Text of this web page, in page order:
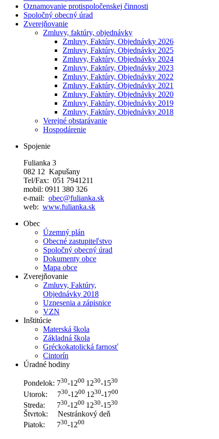
Oznamovanie protispoločenskej činnosti
Spoločný obecný úrad
Zverejňovanie
Zmluvy, faktúry, objednávky
Zmluvy, Faktúry, Objednávky 2026
Zmluvy, Faktúry, Objednávky 2025
Zmluvy, Faktúry, Objednávky 2024
Zmluvy, Faktúry, Objednávky 2023
Zmluvy, Faktúry, Objednávky 2022
Zmluvy, Faktúry, Objednávky 2021
Zmluvy, Faktúry, Objednávky 2020
Zmluvy, Faktúry, Objednávky 2019
Zmluvy, Faktúry, Objednávky 2018
Verejné obstarávanie
Hospodárenie
Spojenie
Fulianka 3
082 12 Kapušany
Tel/Fax: 051 7941211
mobil: 0911 380 326
e-mail: obec@fulianka.sk
web: www.fulianka.sk
Obec
Územný plán
Obecné zastupiteľstvo
Spoločný obecný úrad
Dokumenty obce
Mapa obce
Zverejňovanie
Zmluvy, Faktúry,
Objednávky 2018
Uznesenia a zápisnice
VZN
Inštitúcie
Materská škola
Základná škola
Gréckokatolická farnosť
Cintorín
Úradné hodiny
Pondelok: 730-1200 1230-1530
Utorok: 730-1200 1230-1700
Streda: 730-1200 1230-1530
Štvrtok: Nestránkový deň
Piatok: 730-1200